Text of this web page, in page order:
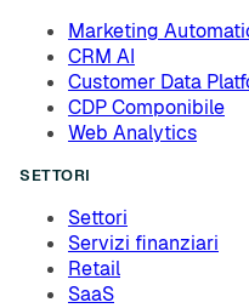
Marketing
CRM AI
Customer Data
CDP Componibile
Web Analytics
SETTORI
Settori
Servizi finanziari
Retail
SaaS